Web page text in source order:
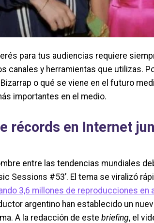
para tus audiencias requiere
canales y herramientas que utilizas.
o qué se viene en el futuro
importantes en el medio.
récords en Internet
entre las tendencias mundiales
Sessions #53’. El tema se viralizó
3,6 millones de reproducciones en
argentino han establecido un
A la redacción de este briefing, el